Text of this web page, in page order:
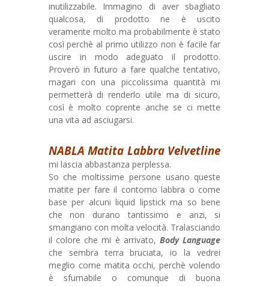
inutilizzabile. Immagino di aver sbagliato
qualcosa, di prodotto ne è uscito
veramente molto ma probabilmente è stato
così perchè al primo utilizzo non è facile far
uscire in modo adeguato il prodotto.
Proverò in futuro a fare qualche tentativo,
magari con una piccolissima quantità mi
permetterà di renderlo utile ma di sicuro,
così è molto coprente anche se ci mette
una vita ad asciugarsi.
NABLA Matita Labbra Velvetline
mi lascia abbastanza perplessa.
So che moltissime persone usano queste
matite per fare il contorno labbra o come
base per alcuni liquid lipstick ma so bene
che non durano tantissimo e anzi, si
smangiano con molta velocità. Tralasciando
il colore che mi è arrivato,Body Language
che sembra terra bruciata, io la vedrei
meglio come matita occhi, perchè volendo
è sfumabile o comunque di buona